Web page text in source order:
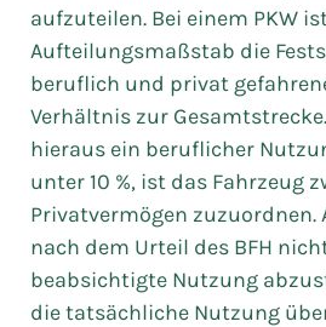
aufzuteilen. Bei einem PKW
Aufteilungsmaßstab die
beruflich und privat
Verhältnis zur
hieraus ein beruflicher
unter 10 %, ist das Fahrzeug
Privatvermögen
nach dem Urteil des BFH
beabsichtigte Nutzung
die tatsächliche Nutzung